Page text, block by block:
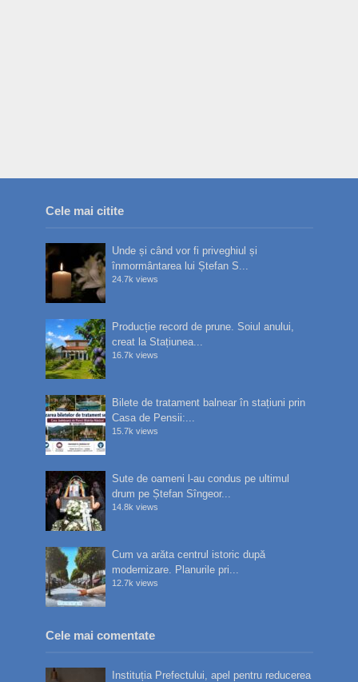
Cele mai citite
Unde și când vor fi priveghiul și
înmormântarea lui Ștefan S...
24.7k views
Producție record de prune. Soiul anului,
creat la Stațiunea...
16.7k views
Bilete de tratament balnear în stațiuni prin
Casa de Pensii:...
15.7k views
Sute de oameni l-au condus pe ultimul
drum pe Ștefan Sîngeor...
14.8k views
Cum va arăta centrul istoric după
modernizare. Planurile pri...
12.7k views
Cele mai comentate
Instituția Prefectului, apel pentru reducerea